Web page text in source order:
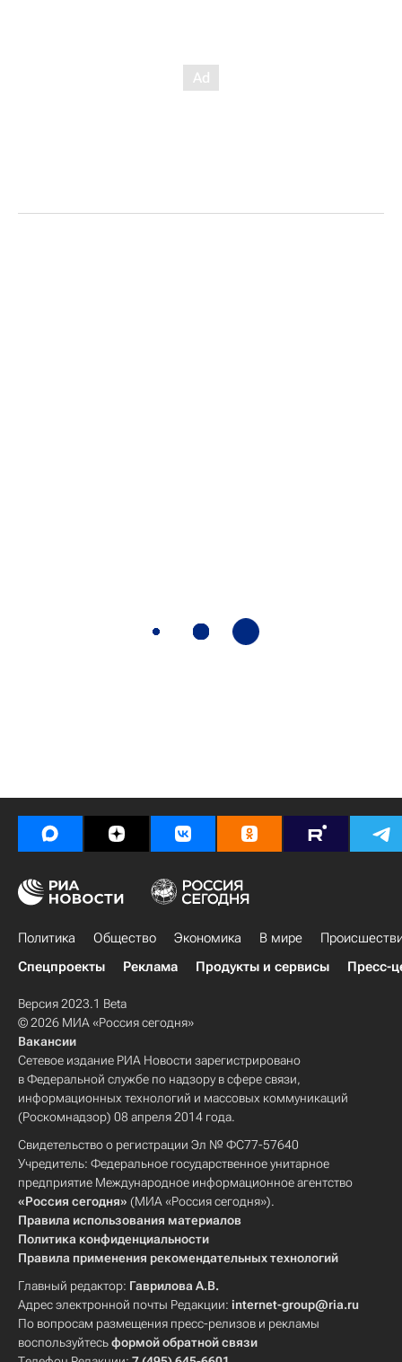
Политика Общество Экономика В мире
Спецпроекты
Реклама Продукты и сервисы Пресс-
Версия 2023.1 Beta
© 2026 МИА «Россия сегодня»
Вакансии
Сетевое издание РИА Новости зарегистрировано
в Федеральной службе по надзору в сфере связи,
информационных технологий и массовых коммуникаций
(Роскомнадзор) 08 апреля 2014 года.
Свидетельство о регистрации Эл № ФС77-57640
Учредитель: Федеральное государственное унитарное
предприятие Международное информационное агентство
«Россия сегодня» (МИА «Россия сегодня»).
Правила использования материалов
Политика конфиденциальности
Правила применения рекомендательных технологий
Главный редактор: Гаврилова А.В.
Адрес электронной почты Редакции: internet-group@ria.ru
По вопросам размещения пресс-релизов и рекламы
воспользуйтесьформой обратной связи